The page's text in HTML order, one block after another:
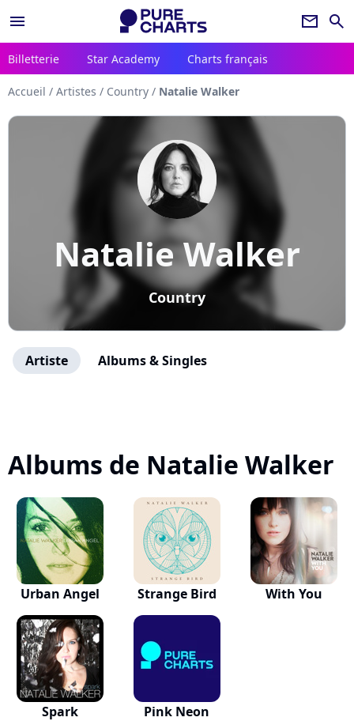
menu newsletter search
Billetterie Star Academy Charts français
Accueil / Artistes / Country / Natalie Walker
Natalie Walker
Country
Artiste Albums & Singles
Albums de Natalie Walker
Urban Angel Strange Bird With You
Spark Pink Neon